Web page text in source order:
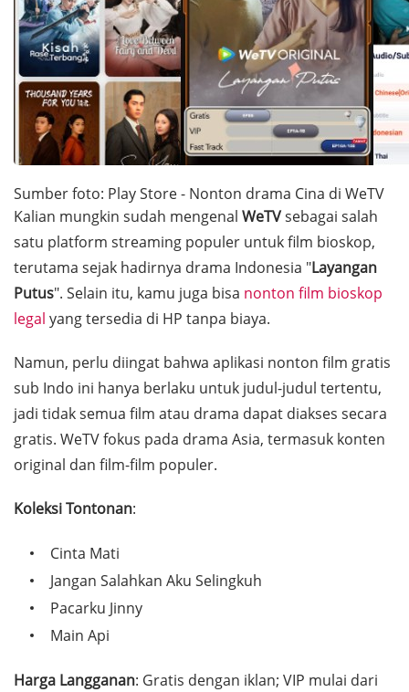
Sumber foto: Play Store - Nonton drama Cina di WeTV
Kalian mungkin sudah mengenal WeTVsebagai salah
satu platform streaming populer untuk film bioskop,
terutama sejak hadirnya drama Indonesia "Layangan
Putus". Selain itu, kamu juga bisa nonton film bioskop
legal yang tersedia di HP tanpa biaya.
Namun, perlu diingat bahwa aplikasi nonton film gratis
sub Indo ini hanya berlaku untuk judul-judul tertentu,
jadi tidak semua film atau drama dapat diakses secara
gratis. WeTV fokus pada drama Asia, termasuk konten
original dan film-film populer.
Koleksi Tontonan:
Cinta Mati
Jangan Salahkan Aku Selingkuh
Pacarku Jinny
Main Api
Harga Langganan: Gratis dengan iklan; VIP mulai dari